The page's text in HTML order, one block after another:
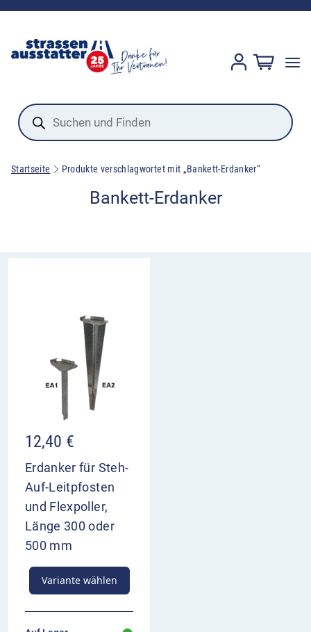
Products
search
Startseite Produkte verschlagwortet mit „Bankett-Erdanker“
Bankett-Erdanker
12,40 €
Erdanker für Steh-
Auf-Leitpfosten
und Flexpoller,
Länge 300 oder
500 mm
Variante wählen